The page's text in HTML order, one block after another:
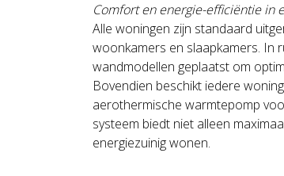
Comfort en energie-efficiëntie in
Alle woningen zijn standaard
woonkamers en slaapkamers. In
wandmodellen geplaatst om
Bovendien beschikt iedere
aerothermische warmtepomp
systeem biedt niet alleen
energiezuinig wonen.